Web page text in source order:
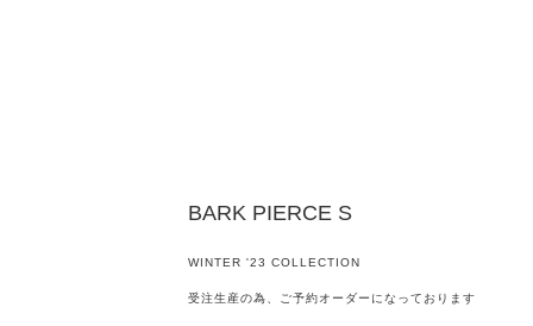
BARK PIERCE S
WINTER '23 COLLECTION
受注生産の為、ご予約オーダーになっております